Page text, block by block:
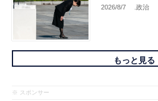
2026/8/7 .政治
もっと見る
※ スポンサー